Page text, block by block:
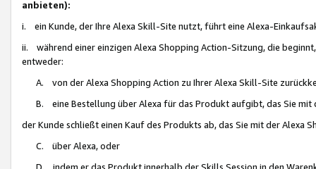
anbieten):
i. ein Kunde, der Ihre Alexa Skill-Site nutzt, führt eine Alexa-
ii. während einer einzigen Alexa Shopping Action-Sitzung, die
entweder:
A. von der Alexa Shopping Action zu Ihrer Alexa Skill-Site
B. eine Bestellung über Alexa für das Produkt aufgibt, das Sie mit
der Kunde schließt einen Kauf des Produkts ab, das Sie mit der Alexa
C. über Alexa, oder
D. indem er das Produkt innerhalb der Skills Session in den